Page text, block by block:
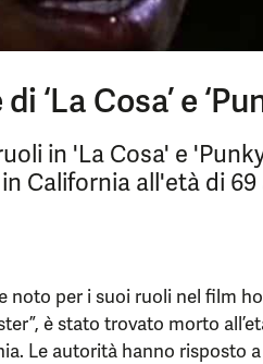
‘La Cosa’ e
in 'La Cosa' e
California all'età di 69
noto per i suoi ruoli nel film
è stato trovato morto
Le autorità hanno risposto